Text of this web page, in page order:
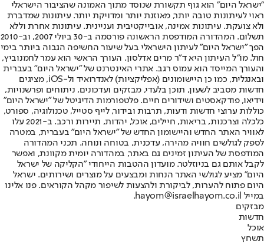
"ישראל היום" הוא גוף תקשורת שנוסד מתוך האמונה שהציבור הישראלי
ראוי לעיתונות טובה יותר, מאוזנת יותר ומדויקת יותר. עיתונות שמדברת
ולא צועקת. עיתונות אמינה, אובייקטיבית ועניינית. עיתונות אחרת וללא
תשלום. המהדורה המודפסת הראשונה פורסמה ב-30 ביולי 2007, וב-2010
הפך "ישראל היום" לעיתון הישראלי בעל שיעור החשיפה הגבוה ביותר בימי
חול. מו"ל העיתון היא ד"ר מרים אדלסון. העורך הראשי הוא עמר לחמנוביץ,
והעורך המייסד הוא עמוס רגב. אתרי האינטרנט של "ישראל היום" בעברית
ובאנגלית, כמו כן היישומונים (אפליקציות) לאנדרואיד ול-iOS, מציגים
חדשות מסביב לשעון, תוכן בלעדי, מבזקים ועדכונים, ניתוחים ופרשנויות,
וידיאו, פודקאסטים ושידורים חיים. פלטפורמות הדיגיטל של "ישראל היום"
כוללות ערוצי חדשות ודעות, תרבות ובידור, לייף סטייל, טכנולוגיה, ספורט,
כלכלה וצרכנות, בריאות, חיילים, אוכל, יהדות, תיירות ורכב. ב-2021 עלו
לאוויר האתר החדש והיישומון החדש של "ישראל היום" בעברית, במטרה
לספק לגולשים חוויה מהירה, עדכנית, בטוחה ונוחה. תכני המהדורה
המודפסת של העיתון זמינים גם באתר, במהדורה יומית מקוונת, ואפשר
לקבל אותם גם בניוזלטר. מועדון ההטבות הייחודי "הקליקה של ישראל
היום" מציע לגולשי האתר הנחות ומבצעים על מוצרים ושירותים. ישראל
היום פתוח להערות, לביקורת ולהצעות לשיפור מקהל הקוראים. פנו אלינו
במייל hayom@israelhayom.co.il.
מבזקים
חדשות
אוכל
תשחץ